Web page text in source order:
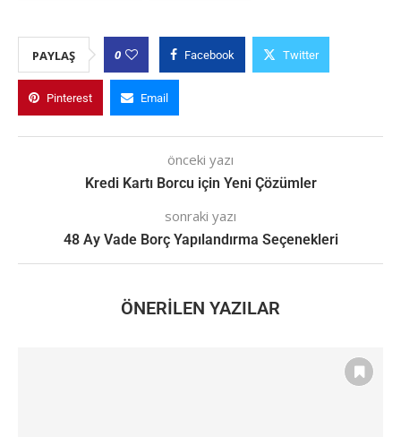
PAYLAŞ 0 Facebook Twitter
Pinterest Email
önceki yazı
Kredi Kartı Borcu için Yeni Çözümler
sonraki yazı
48 Ay Vade Borç Yapılandırma Seçenekleri
ÖNERILEN YAZILAR